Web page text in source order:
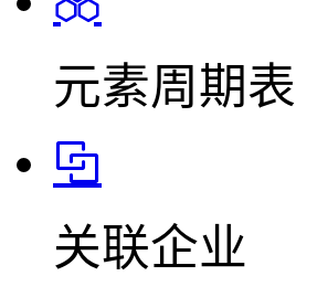
元素周期表
关联企业